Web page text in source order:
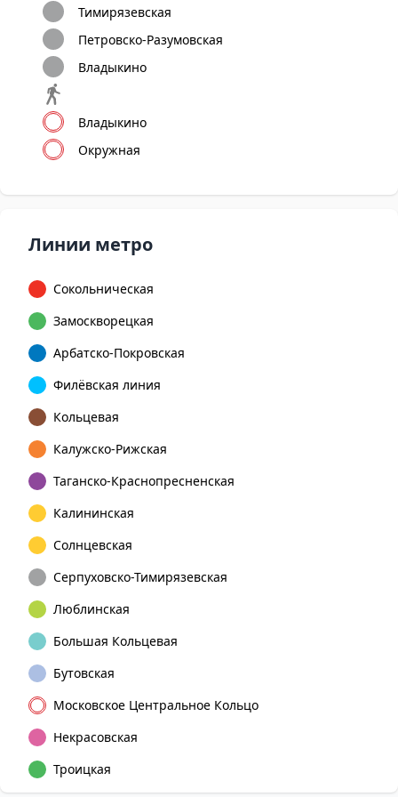
Тимирязевская
Петровско-Разумовская
Владыкино
Владыкино
Окружная
Линии метро
Сокольническая
Замоскворецкая
Арбатско-Покровская
Филёвская линия
Кольцевая
Калужско-Рижская
Таганско-Краснопресненская
Калининская
Солнцевская
Серпуховско-Тимирязевская
Люблинская
Большая Кольцевая
Бутовская
Московское Центральное Кольцо
Некрасовская
Троицкая